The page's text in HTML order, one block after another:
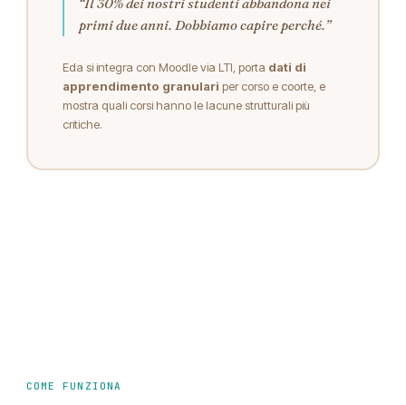
primi due anni. Dobbiamo capire perché.”
Eda si integra con Moodle via LTI, porta dati di
apprendimento granulari per corso e coorte, e
mostra quali corsi hanno le lacune strutturali più
critiche.
COME FUNZIONA